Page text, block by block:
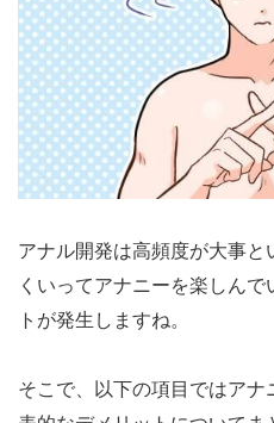
アナル開発は高頻度が大事
くいってアナニーを楽しん
トが発生しますね。
そこで、以下の項目ではア